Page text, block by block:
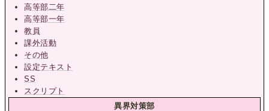
高等部二年
高等部一年
教員
課外活動
その他
設定テキスト
SS
スクリプト
異界対策部